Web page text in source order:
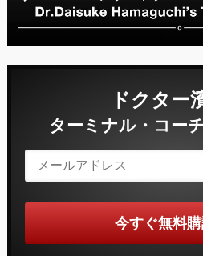
ドクター
ターミナル・コー